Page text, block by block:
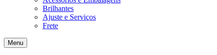
Brilhantes
Ajuste e Serviços
Frete
Menu